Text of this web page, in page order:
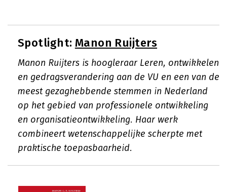
Spotlight: Manon Ruijters
Manon Ruijters is hoogleraar Leren, ontwikkelen
en gedragsverandering aan de VU en een van de
meest gezaghebbende stemmen in Nederland
op het gebied van professionele ontwikkeling
en organisatieontwikkeling. Haar werk
combineert wetenschappelijke scherpte met
praktische toepasbaarheid.